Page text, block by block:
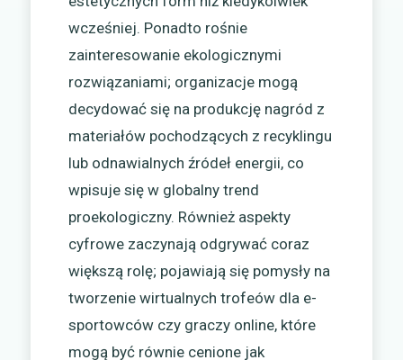
wcześniej. Ponadto rośnie
zainteresowanie ekologicznymi
rozwiązaniami; organizacje mogą
decydować się na produkcję nagród z
materiałów pochodzących z recyklingu
lub odnawialnych źródeł energii, co
wpisuje się w globalny trend
proekologiczny. Również aspekty
cyfrowe zaczynają odgrywać coraz
większą rolę; pojawiają się pomysły na
tworzenie wirtualnych trofeów dla e-
sportowców czy graczy online, które
mogą być równie cenione jak